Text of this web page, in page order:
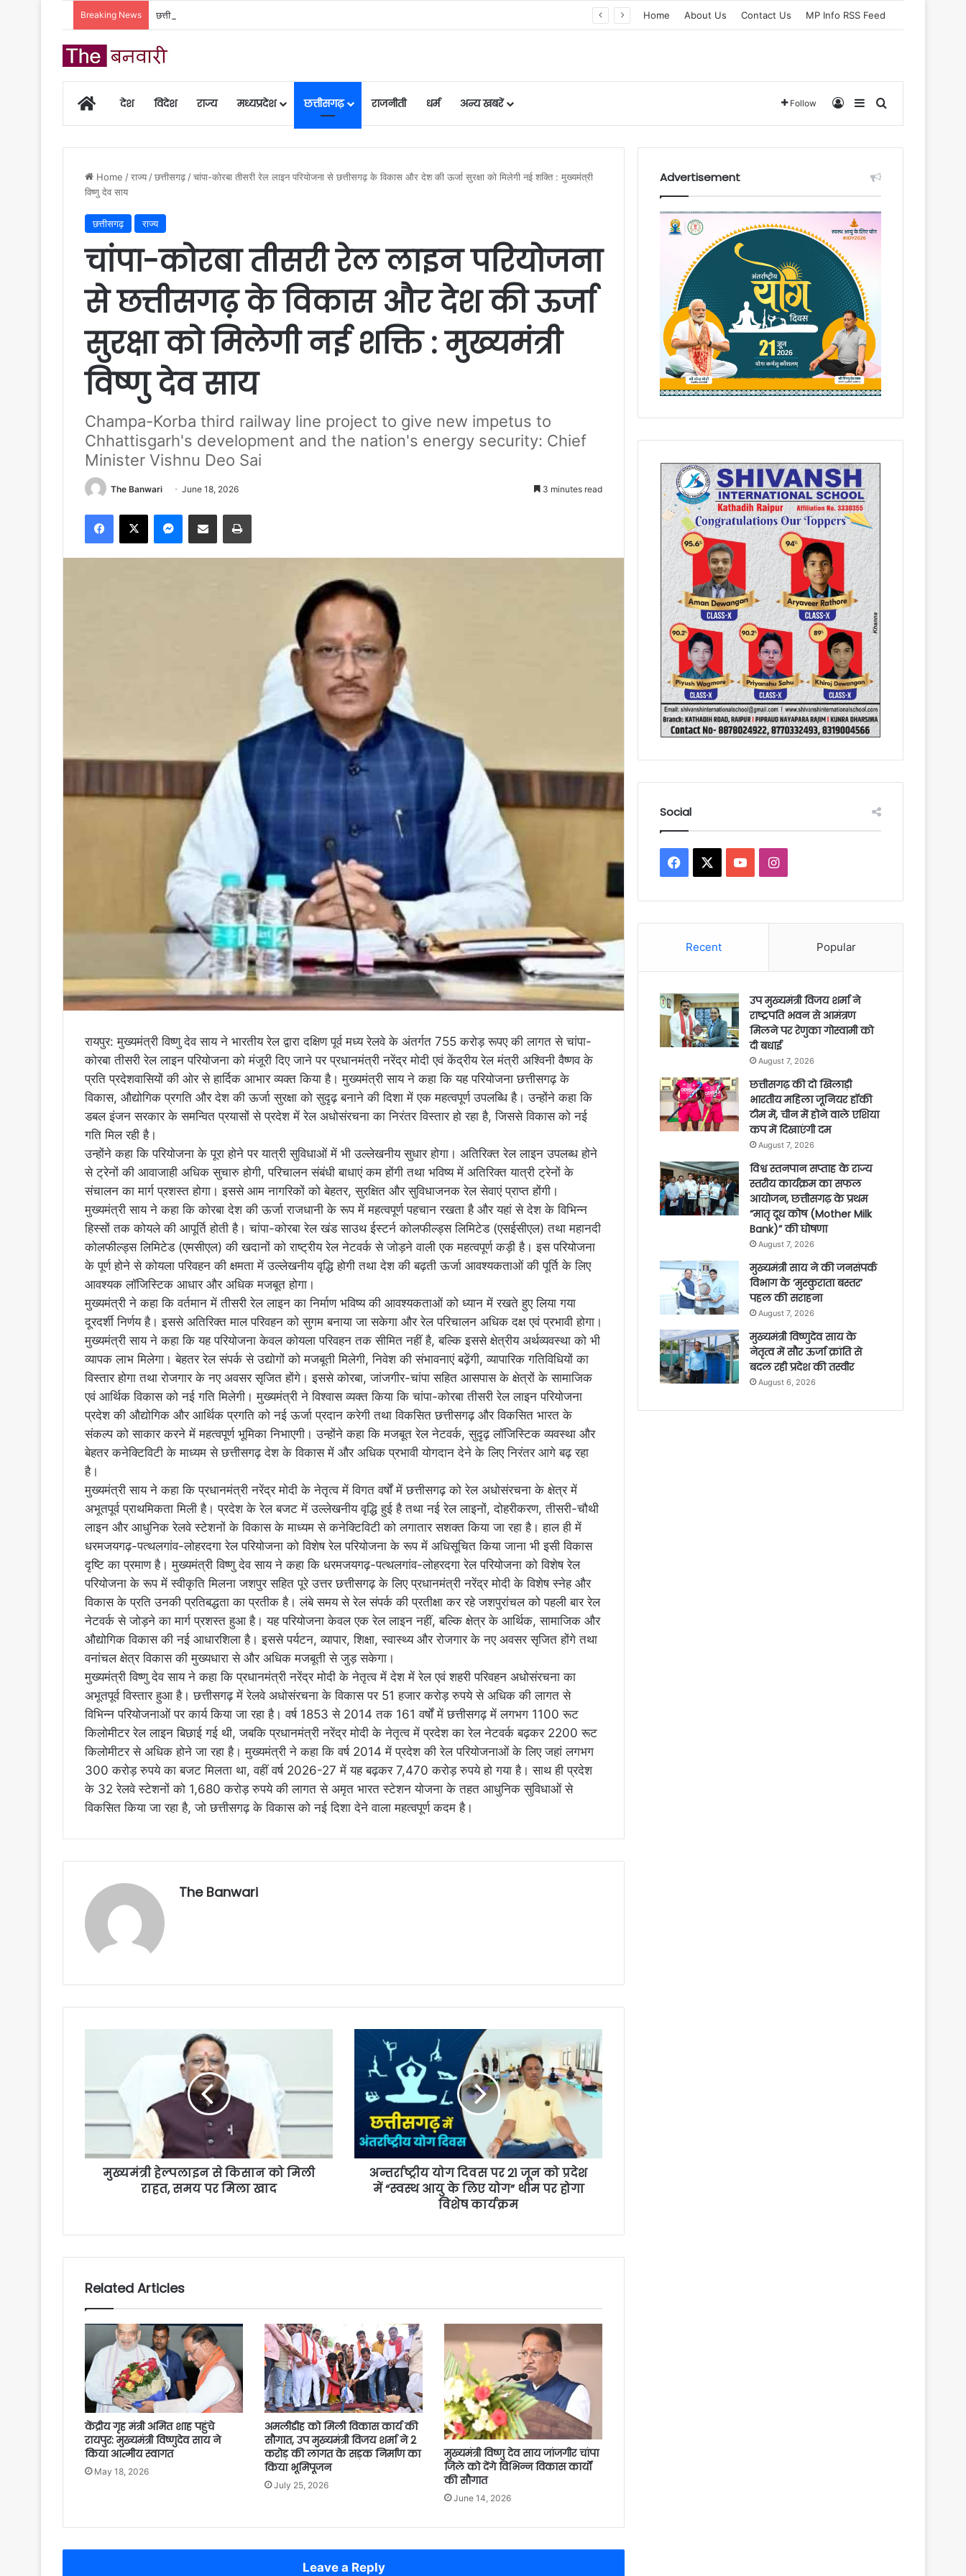
Breaking News छत्तीसगढ़ की दो खिलाड़ी भारतीय महिला जूनियर हॉकी टीम में, चीन में होने वाले एशिया कप में दिखाएंगी दम Home About Us Contact Us MP Info RSS Feed
Homeदेश विदेश राज्य मध्यप्रदेश छत्तीसगढ़ राजनीती धर्म अन्य खबरें Follow Log InSidebarSearch for
Home /राज्य /छत्तीसगढ़ /चांपा-कोरबा तीसरी रेल लाइन परियोजना से छत्तीसगढ़ के विकास और देश की ऊर्जा सुरक्षा को मिलेगी नई शक्ति : मुख्यमंत्री
विष्णु देव साय
छत्तीसगढ़ राज्य
चांपा-कोरबा तीसरी रेल लाइन परियोजना
से छत्तीसगढ़ के विकास और देश की ऊर्जा
सुरक्षा को मिलेगी नई शक्ति : मुख्यमंत्री
विष्णु देव साय
Champa-Korba third railway line project to give new impetus to
Chhattisgarh's development and the nation's energy security: Chief
Minister Vishnu Deo Sai
The Banwari June 18, 2026 3 minutes read
Facebook
X Messenger
Share via Email Print
रायपुर: मुख्यमंत्री विष्णु देव साय ने भारतीय रेल द्वारा दक्षिण पूर्व मध्य रेलवे के अंतर्गत 755 करोड़ रूपए की लागत से चांपा-
कोरबा तीसरी रेल लाइन परियोजना को मंजूरी दिए जाने पर प्रधानमंत्री नरेंद्र मोदी एवं केंद्रीय रेल मंत्री अश्विनी वैष्णव के
प्रति प्रदेशवासियों की ओर से हार्दिक आभार व्यक्त किया है। मुख्यमंत्री साय ने कहा कि यह परियोजना छत्तीसगढ़ के
विकास, औद्योगिक प्रगति और देश की ऊर्जा सुरक्षा को सुदृढ़ बनाने की दिशा में एक महत्वपूर्ण उपलब्धि है। उन्होंने कहा कि
डबल इंजन सरकार के समन्वित प्रयासों से प्रदेश में रेल अधोसंरचना का निरंतर विस्तार हो रहा है, जिससे विकास को नई
गति मिल रही है।
उन्होंने कहा कि परियोजना के पूरा होने पर यात्री सुविधाओं में भी उल्लेखनीय सुधार होगा। अतिरिक्त रेल लाइन उपलब्ध होने
से ट्रेनों की आवाजाही अधिक सुचारु होगी, परिचालन संबंधी बाधाएं कम होंगी तथा भविष्य में अतिरिक्त यात्री ट्रेनों के
संचालन का मार्ग प्रशस्त होगा। इससे आम नागरिकों को बेहतर, सुरक्षित और सुविधाजनक रेल सेवाएं प्राप्त होंगी।
मुख्यमंत्री साय ने कहा कि कोरबा देश की ऊर्जा राजधानी के रूप में महत्वपूर्ण पहचान रखता है और यहां से देश के विभिन्न
हिस्सों तक कोयले की आपूर्ति होती है। चांपा-कोरबा रेल खंड साउथ ईस्टर्न कोलफील्ड्स लिमिटेड (एसईसीएल) तथा महानदी
कोलफील्ड्स लिमिटेड (एमसीएल) की खदानों को राष्ट्रीय रेल नेटवर्क से जोड़ने वाली एक महत्वपूर्ण कड़ी है। इस परियोजना
के पूर्ण होने से कोयला परिवहन की क्षमता में उल्लेखनीय वृद्धि होगी तथा देश की बढ़ती ऊर्जा आवश्यकताओं की पूर्ति के लिए
आवश्यक लॉजिस्टिक आधार और अधिक मजबूत होगा।
मुख्यमंत्री ने कहा कि वर्तमान में तीसरी रेल लाइन का निर्माण भविष्य की आवश्यकताओं को ध्यान में रखते हुए लिया गया
दूरदर्शी निर्णय है। इससे अतिरिक्त माल परिवहन को सुगम बनाया जा सकेगा और रेल परिचालन अधिक दक्ष एवं प्रभावी होगा।
मुख्यमंत्री साय ने कहा कि यह परियोजना केवल कोयला परिवहन तक सीमित नहीं है, बल्कि इससे क्षेत्रीय अर्थव्यवस्था को भी
व्यापक लाभ मिलेगा। बेहतर रेल संपर्क से उद्योगों को मजबूती मिलेगी, निवेश की संभावनाएं बढ़ेंगी, व्यापारिक गतिविधियों का
विस्तार होगा तथा रोजगार के नए अवसर सृजित होंगे। इससे कोरबा, जांजगीर-चांपा सहित आसपास के क्षेत्रों के सामाजिक
एवं आर्थिक विकास को नई गति मिलेगी। मुख्यमंत्री ने विश्वास व्यक्त किया कि चांपा-कोरबा तीसरी रेल लाइन परियोजना
प्रदेश की औद्योगिक और आर्थिक प्रगति को नई ऊर्जा प्रदान करेगी तथा विकसित छत्तीसगढ़ और विकसित भारत के
संकल्प को साकार करने में महत्वपूर्ण भूमिका निभाएगी। उन्होंने कहा कि मजबूत रेल नेटवर्क, सुदृढ़ लॉजिस्टिक व्यवस्था और
बेहतर कनेक्टिविटी के माध्यम से छत्तीसगढ़ देश के विकास में और अधिक प्रभावी योगदान देने के लिए निरंतर आगे बढ़ रहा
है।
मुख्यमंत्री साय ने कहा कि प्रधानमंत्री नरेंद्र मोदी के नेतृत्व में विगत वर्षों में छत्तीसगढ़ को रेल अधोसंरचना के क्षेत्र में
अभूतपूर्व प्राथमिकता मिली है। प्रदेश के रेल बजट में उल्लेखनीय वृद्धि हुई है तथा नई रेल लाइनों, दोहरीकरण, तीसरी-चौथी
लाइन और आधुनिक रेलवे स्टेशनों के विकास के माध्यम से कनेक्टिविटी को लगातार सशक्त किया जा रहा है। हाल ही में
धरमजयगढ़-पत्थलगांव-लोहरदगा रेल परियोजना को विशेष रेल परियोजना के रूप में अधिसूचित किया जाना भी इसी विकास
दृष्टि का प्रमाण है। मुख्यमंत्री विष्णु देव साय ने कहा कि धरमजयगढ़-पत्थलगांव-लोहरदगा रेल परियोजना को विशेष रेल
परियोजना के रूप में स्वीकृति मिलना जशपुर सहित पूरे उत्तर छत्तीसगढ़ के लिए प्रधानमंत्री नरेंद्र मोदी के विशेष स्नेह और
विकास के प्रति उनकी प्रतिबद्धता का प्रतीक है। लंबे समय से रेल संपर्क की प्रतीक्षा कर रहे जशपुरांचल को पहली बार रेल
नेटवर्क से जोड़ने का मार्ग प्रशस्त हुआ है। यह परियोजना केवल एक रेल लाइन नहीं, बल्कि क्षेत्र के आर्थिक, सामाजिक और
औद्योगिक विकास की नई आधारशिला है। इससे पर्यटन, व्यापार, शिक्षा, स्वास्थ्य और रोजगार के नए अवसर सृजित होंगे तथा
वनांचल क्षेत्र विकास की मुख्यधारा से और अधिक मजबूती से जुड़ सकेगा।
मुख्यमंत्री विष्णु देव साय ने कहा कि प्रधानमंत्री नरेंद्र मोदी के नेतृत्व में देश में रेल एवं शहरी परिवहन अधोसंरचना का
अभूतपूर्व विस्तार हुआ है। छत्तीसगढ़ में रेलवे अधोसंरचना के विकास पर 51 हजार करोड़ रुपये से अधिक की लागत से
विभिन्न परियोजनाओं पर कार्य किया जा रहा है। वर्ष 1853 से 2014 तक 161 वर्षों में छत्तीसगढ़ में लगभग 1100 रूट
किलोमीटर रेल लाइन बिछाई गई थी, जबकि प्रधानमंत्री नरेंद्र मोदी के नेतृत्व में प्रदेश का रेल नेटवर्क बढ़कर 2200 रूट
किलोमीटर से अधिक होने जा रहा है। मुख्यमंत्री ने कहा कि वर्ष 2014 में प्रदेश की रेल परियोजनाओं के लिए जहां लगभग
300 करोड़ रुपये का बजट मिलता था, वहीं वर्ष 2026-27 में यह बढ़कर 7,470 करोड़ रुपये हो गया है। साथ ही प्रदेश
के 32 रेलवे स्टेशनों को 1,680 करोड़ रुपये की लागत से अमृत भारत स्टेशन योजना के तहत आधुनिक सुविधाओं से
विकसित किया जा रहा है, जो छत्तीसगढ़ के विकास को नई दिशा देने वाला महत्वपूर्ण कदम है।
The Banwari
मुख्यमंत्री हेल्पलाइन से किसान को मिली
राहत, समय पर मिला खाद
अन्तर्राष्ट्रीय योग दिवस पर 21 जून को प्रदेश
में “स्वस्थ आयु के लिए योग” थीम पर होगा
विशेष कार्यक्रम
Related Articles
केंद्रीय गृह मंत्री अमित शाह पहुंचे
रायपुर: मुख्यमंत्री विष्णुदेव साय ने
किया आत्मीय स्वागत
May 18, 2026
अमलीडीह को मिली विकास कार्य की
सौगात, उप मुख्यमंत्री विजय शर्मा ने 2
करोड़ की लागत के सड़क निर्माण का
किया भूमिपूजन
July 25, 2026
मुख्यमंत्री विष्णु देव साय जांजगीर चांपा
जिले को देंगे विभिन्न विकास कार्यों
की सौगात
June 14, 2026
Leave a Reply
Advertisement
Social
Facebook YouTubeInstagram
Recent Popular
उप मुख्यमंत्री विजय शर्मा ने
राष्ट्रपति भवन से आमंत्रण
मिलने पर रेणुका गोस्वामी को
दी बधाई
August 7, 2026
छत्तीसगढ़ की दो खिलाड़ी
भारतीय महिला जूनियर हॉकी
टीम में, चीन में होने वाले एशिया
कप में दिखाएंगी दम
August 7, 2026
विश्व स्तनपान सप्ताह के राज्य
स्तरीय कार्यक्रम का सफल
आयोजन, छत्तीसगढ़ के प्रथम
“मातृ दूध कोष (Mother Milk
Bank)” की घोषणा
August 7, 2026
मुख्यमंत्री साय ने की जनसंपर्क
विभाग के ‘मुस्कुराता बस्तर’
पहल की सराहना
August 7, 2026
मुख्यमंत्री विष्णुदेव साय के
नेतृत्व में सौर ऊर्जा क्रांति से
बदल रही प्रदेश की तस्वीर
August 6, 2026